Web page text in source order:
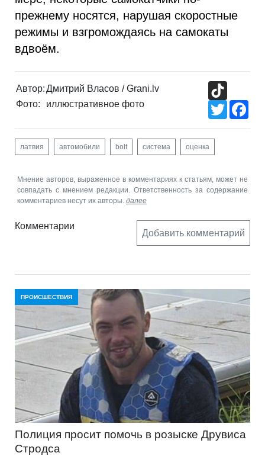
прежнему носятся, нарушая скоростные
режимы и взгромождаясь на самокаты
вдвоём.
Автор:Дмитрий Власов / Grani.lv
Фото:
иллюстративное фото
Twitter
латвия автомобили bolt система оценка
Мнение авторов, выраженное в комментариях к статьям, может не
совпадать с мнением редакции. Ответственность за содержание
комментариев несут их авторы. далее
Комментарии
Добавить комментарий
ПРОИСШЕСТВИЯ
Полиция просит помочь в розыске Друвиса
Стродса